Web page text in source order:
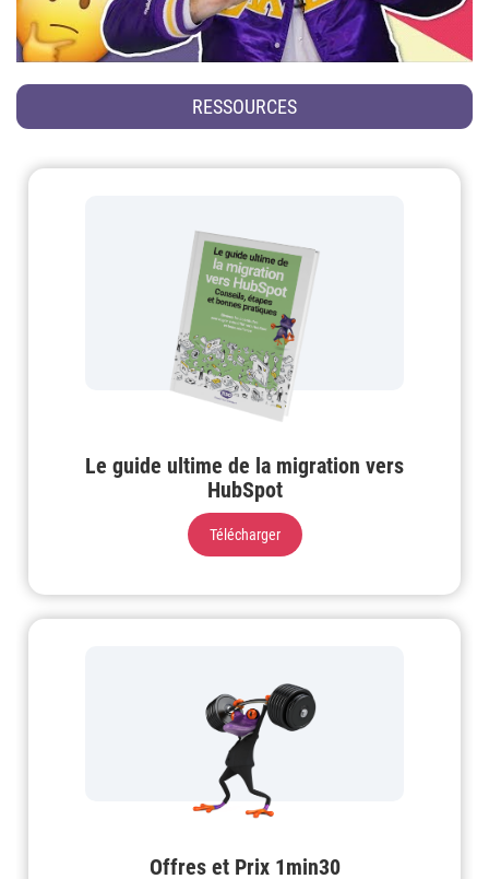
RESSOURCES
Le guide ultime de la migration vers
HubSpot
Télécharger
Offres et Prix 1min30